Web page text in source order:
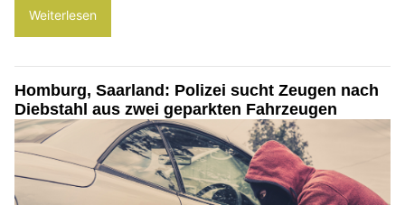
Weiterlesen
Homburg, Saarland: Polizei sucht Zeugen nach
Diebstahl aus zwei geparkten Fahrzeugen